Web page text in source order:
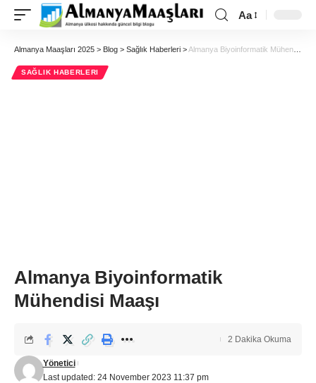
Aa
Almanya Maaşları 2025 > Blog > Sağlık Haberleri >Almanya Biyoinformatik Mühendisi Maaşı
SAĞLIK HABERLERI
Almanya Biyoinformatik
Mühendisi Maaşı
Last updated: 24 November 2023 11:37 pm
Yönetici
2 Dakika Okuma